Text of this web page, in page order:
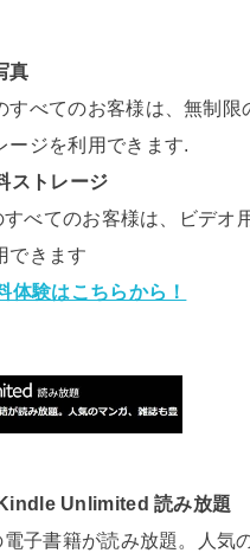
真
すべてのお客様は、無制限
ージを利用できます.
ストレージ
べてのお客様は、ビデオ
できます
体験はこちらから！
Unlimited 読み放題
子書籍が読み放題。人気